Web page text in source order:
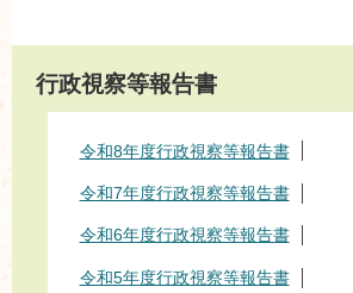
行政視察等報告書
令和8年度行政視察等報告書
令和7年度行政視察等報告書
令和6年度行政視察等報告書
令和5年度行政視察等報告書